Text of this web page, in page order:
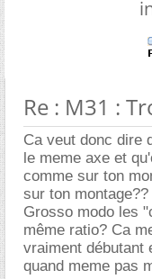
Re : M31 :
Ca veut donc dire
le meme axe et
comme sur ton
sur ton montage??
Grosso modo les
même ratio? Ca
vraiment débutant
quand meme pas